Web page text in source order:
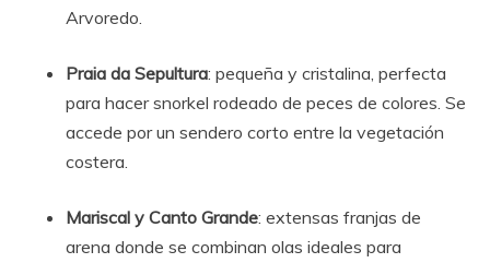
Arvoredo.
Praia da Sepultura: pequeña y cristalina, perfecta
para hacer snorkel rodeado de peces de colores. Se
accede por un sendero corto entre la vegetación
costera.
Mariscal y Canto Grande: extensas franjas de
arena donde se combinan olas ideales para